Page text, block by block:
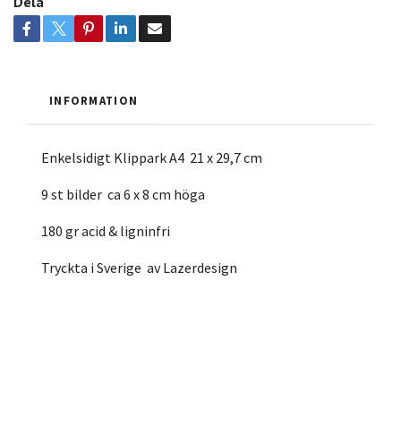
INFORMATION
Enkelsidigt Klippark A4 21 x 29,7 cm
9 st bilder ca 6 x 8 cm höga
180 gr acid & ligninfri
Tryckta i Sverige av Lazerdesign